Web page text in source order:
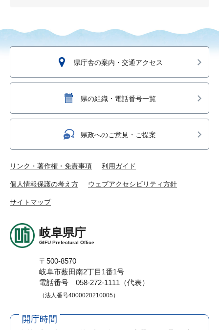
県庁舎の案内・交通アクセス
県の組織・電話番号一覧
県政へのご意見・ご提案
リンク・著作権・免責事項 利用ガイド
個人情報保護の考え方 ウェブアクセシビリティ方針
サイトマップ
岐阜県庁
GIFU Prefectural Office
〒500-8570
岐阜市薮田南2丁目1番1号
電話番号 058-272-1111（代表）
（法人番号4000020210005）
開庁時間